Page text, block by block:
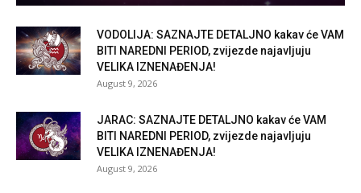
VODOLIJA: SAZNAJTE DETALJNO kakav će VAM
BITI NAREDNI PERIOD, zvijezde najavljuju
VELIKA IZNENAĐENJA!
August 9, 2026
JARAC: SAZNAJTE DETALJNO kakav će VAM
BITI NAREDNI PERIOD, zvijezde najavljuju
VELIKA IZNENAĐENJA!
August 9, 2026